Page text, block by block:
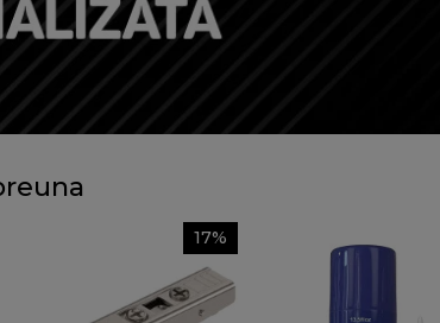
17%